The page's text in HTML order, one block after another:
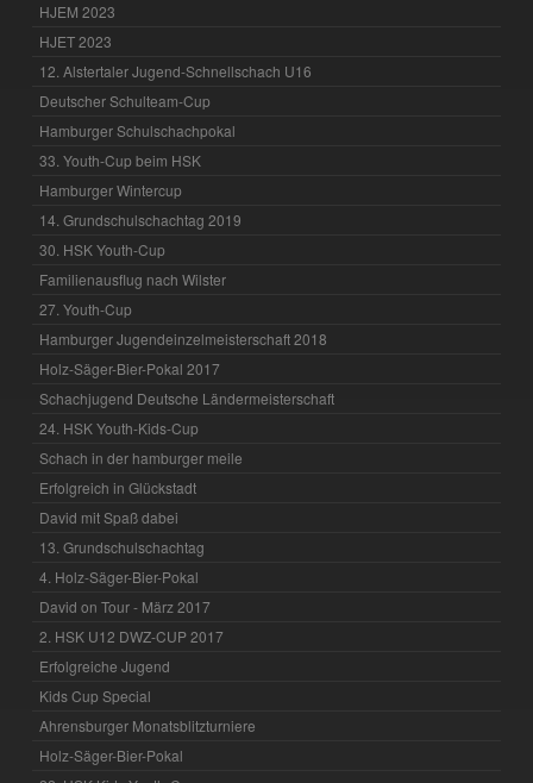
HJEM 2023
HJET 2023
12. Alstertaler Jugend-Schnellschach U16
Deutscher Schulteam-Cup
Hamburger Schulschachpokal
33. Youth-Cup beim HSK
Hamburger Wintercup
14. Grundschulschachtag 2019
30. HSK Youth-Cup
Familienausflug nach Wilster
27. Youth-Cup
Hamburger Jugendeinzelmeisterschaft 2018
Holz-Säger-Bier-Pokal 2017
Schachjugend Deutsche Ländermeisterschaft
24. HSK Youth-Kids-Cup
Schach in der hamburger meile
Erfolgreich in Glückstadt
David mit Spaß dabei
13. Grundschulschachtag
4. Holz-Säger-Bier-Pokal
David on Tour - März 2017
2. HSK U12 DWZ-CUP 2017
Erfolgreiche Jugend
Kids Cup Special
Ahrensburger Monatsblitzturniere
Holz-Säger-Bier-Pokal